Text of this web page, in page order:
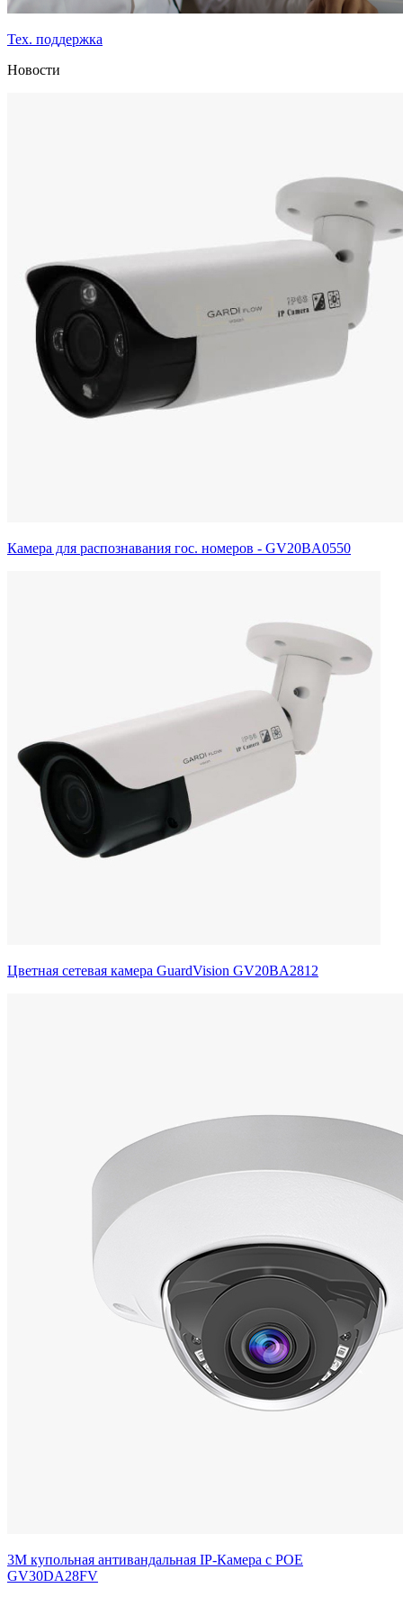
Тех. поддержка
Новости
Камера для распознавания гос. номеров - GV20BA0550
Цветная сетевая камера GuardVision GV20BA2812
3М купольная антивандальная IP-Камера с POE
GV30DA28FV